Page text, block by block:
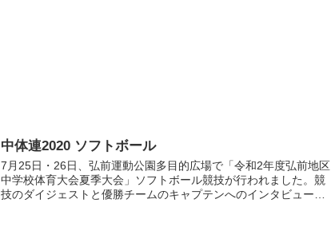
中体連2020 ソフトボール
7月25日・26日、弘前運動公園多目的広場で「令和2年度弘前地区
中学校体育大会夏季大会」ソフトボール競技が行われました。競
技のダイジェストと優勝チームのキャプテンへのインタビューを